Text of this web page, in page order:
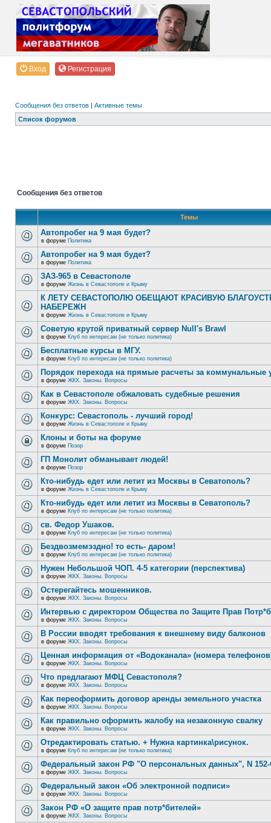
Вход Регистрация
Сообщения без ответов | Активные темы
Список форумов
Сообщения без ответов
Темы
Автопробег на 9 мая будет?
в форуме Политика
Автопробег на 9 мая будет?
в форуме Политика
ЗАЗ-965 в Севастополе
в форуме Жизнь в Севастополе и Крыму
К ЛЕТУ СЕВАСТОПОЛЮ ОБЕЩАЮТ КРАСИВУЮ
НАБЕРЕЖН
в форуме Жизнь в Севастополе и Крыму
Советую крутой приватный сервер Null's Brawl
в форуме Клуб по интересам (не только политика)
Бесплатные курсы в МГУ.
в форуме Клуб по интересам (не только политика)
Порядок перехода на прямые расчеты за коммунальные
в форуме ЖКХ. Законы. Вопросы
Как в Севастополе обжаловать судебные решения
в форуме ЖКХ. Законы. Вопросы
Конкурс: Севастополь - лучший город!
в форуме Жизнь в Севастополе и Крыму
Клоны и боты на форуме
в форуме Позор
ГП Монолит обманывает людей!
в форуме Позор
Кто-нибудь едет или летит из Москвы в Севатополь?
в форуме Жизнь в Севастополе и Крыму
Кто-нибудь едет или летит из Москвы в Севатополь?
в форуме Клуб по интересам (не только политика)
св. Федор Ушаков.
в форуме Клуб по интересам (не только политика)
Бездвозмемэздно! то есть- даром!
в форуме Клуб по интересам (не только политика)
Нужен Небольшой ЧОП. 4-5 категории (перспектива)
в форуме ЖКХ. Законы. Вопросы
Остерегайтесь мошенников.
в форуме ЖКХ. Законы. Вопросы
Интервью с директором Общества по Защите Прав
в форуме ЖКХ. Законы. Вопросы
В России вводят требования к внешнему виду балконов
в форуме ЖКХ. Законы. Вопросы
Ценная информация от «Водоканала» (номера
в форуме ЖКХ. Законы. Вопросы
Что предлагают МФЦ Севастополя?
в форуме ЖКХ. Законы. Вопросы
Как переоформить договор аренды земельного участка
в форуме ЖКХ. Законы. Вопросы
Как правильно оформить жалобу на незаконную свалку
в форуме ЖКХ. Законы. Вопросы
Отредактировать статью. + Нужна картинка\рисунок.
в форуме Клуб по интересам (не только политика)
Федеральный закон РФ "О персональных данных", N
в форуме ЖКХ. Законы. Вопросы
Федеральный закон «Об электронной подписи»
в форуме ЖКХ. Законы. Вопросы
Закон РФ «О защите прав потр*бителей»
в форуме ЖКХ. Законы. Вопросы